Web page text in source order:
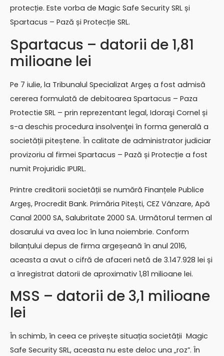
protecție. Este vorba de Magic Safe Security SRL și
Spartacus – Pază și Protecție SRL.
Spartacus – datorii de 1,81
milioane lei
Pe 7 iulie, la Tribunalul Specializat Argeș a fost admisă
cererea formulată de debitoarea Spartacus – Paza
Protectie SRL – prin reprezentant legal, Idoraşi Cornel și
s-a deschis procedura insolvenţei în forma generală a
societății piteștene. În calitate de administrator judiciar
provizoriu al firmei Spartacus – Pază și Protecție a fost
numit Projuridic IPURL.
Printre creditorii societății se numără Finanțele Publice
Argeș, Procredit Bank. Primăria Pitești, CEZ Vânzare, Apă
Canal 2000 SA, Salubritate 2000 SA. Următorul termen al
dosarului va avea loc în luna noiembrie. Conform
bilanțului depus de firma argeșeană în anul 2016,
aceasta a avut o cifră de afaceri netă de 3.147.928 lei și
a înregistrat datorii de aproximativ 1,81 milioane lei.
MSS – datorii de 3,1 milioane
lei
În schimb, în ceea ce privește situația societății Magic
Safe Security SRL, aceasta nu este deloc una „roz”. În